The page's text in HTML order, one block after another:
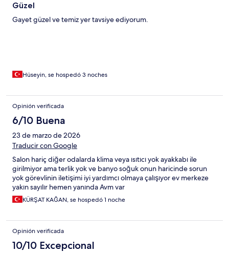
Güzel
Gayet güzel ve temiz yer tavsiye ediyorum.
Hüseyin, se hospedó 3 noches
Opinión verificada
6/10 Buena
23 de marzo de 2026
Traducir con Google
Salon hariç diğer odalarda klima veya ısıtıcı yok ayakkabı ile
girilmiyor ama terlik yok ve banyo soğuk onun haricinde sorun
yok görevlinin iletişimi iyi yardımcı olmaya çalışıyor ev merkeze
yakın sayılır hemen yanında Avm var
KÜRŞAT KAĞAN, se hospedó 1 noche
Opinión verificada
10/10 Excepcional